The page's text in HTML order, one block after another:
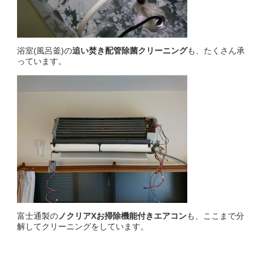
浴室(風呂釜)の追い焚き配管除菌クリーニングも、たくさん承
っています。
富士通製のノクリアXお掃除機能付きエアコンも、ここまで分
解してクリーニングをしています。